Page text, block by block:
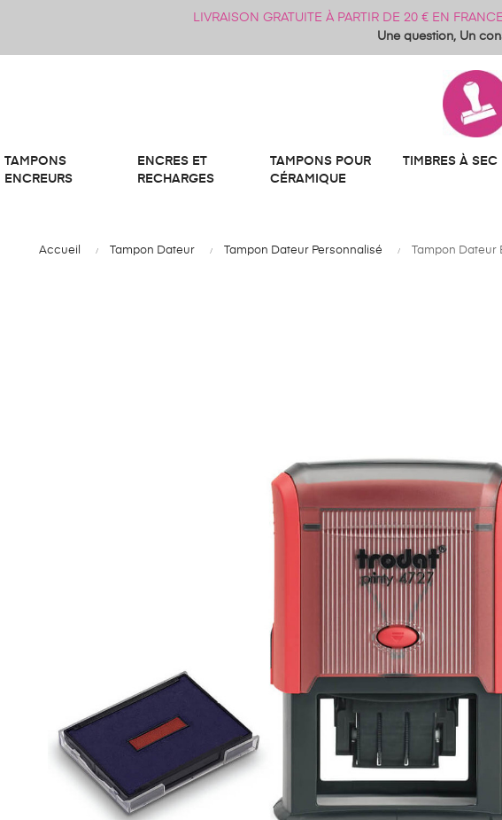
LIVRAISON GRATUITE À PARTIR DE 20 € EN
Une question, Un
TAMPONS
ENCREURS
ENCRES ET
RECHARGES
TAMPONS POUR
CÉRAMIQUE
TIMBRES À SEC
Accueil Tampon Dateur Tampon Dateur Personnalisé Tampon Dateur